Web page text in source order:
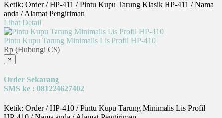
Ketik: Order / HP-411 / Pintu Kupu Tarung Klasik HP-411 / Nama
anda / Alamat Pengiriman
Lihat Detail
Pintu Kupu Tarung Minimalis Lis Profil HP-410
Rp (Hubungi CS)
×
Order Sekarang
SMS ke : 081224627402
Ketik: Order / HP-410 / Pintu Kupu Tarung Minimalis Lis Profil